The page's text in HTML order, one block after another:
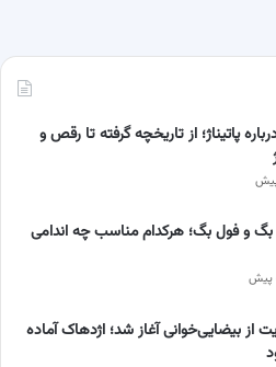
پاتیناژ؛ از تاریخچه گرفته تا رقص و
بگ و فول بگ؛ هرکدام مناسب چه اندامی
از بیضایی‌خوانی آغاز شد؛ اژدهاک آماده